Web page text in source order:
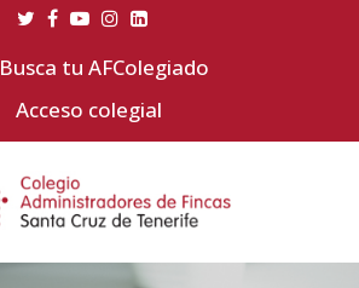
Busca tu AFColegiado
Acceso colegial